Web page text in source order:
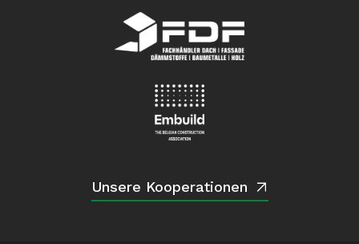
Unsere Kooperationen